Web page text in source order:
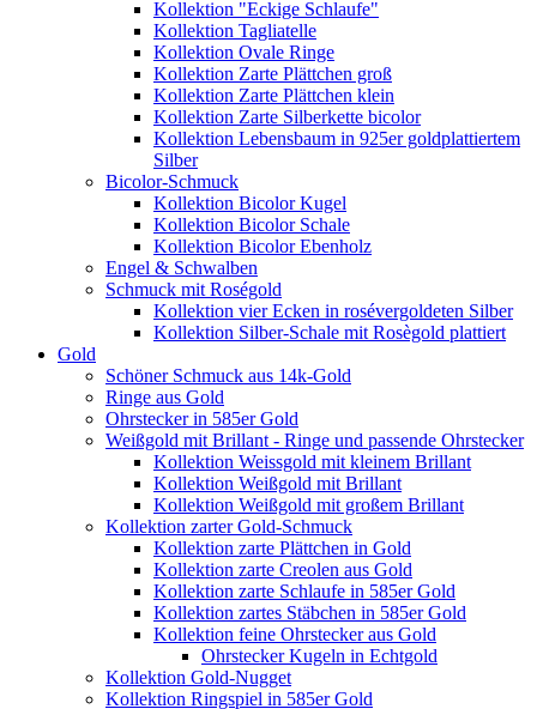
Kollektion "Eckige Schlaufe"
Kollektion Tagliatelle
Kollektion Ovale Ringe
Kollektion Zarte Plättchen groß
Kollektion Zarte Plättchen klein
Kollektion Zarte Silberkette bicolor
Kollektion Lebensbaum in 925er goldplattiertem
Silber
Bicolor-Schmuck
Kollektion Bicolor Kugel
Kollektion Bicolor Schale
Kollektion Bicolor Ebenholz
Engel & Schwalben
Schmuck mit Roségold
Kollektion vier Ecken in rosévergoldeten Silber
Kollektion Silber-Schale mit Rosègold plattiert
Gold
Schöner Schmuck aus 14k-Gold
Ringe aus Gold
Ohrstecker in 585er Gold
Weißgold mit Brillant - Ringe und passende Ohrstecker
Kollektion Weissgold mit kleinem Brillant
Kollektion Weißgold mit Brillant
Kollektion Weißgold mit großem Brillant
Kollektion zarter Gold-Schmuck
Kollektion zarte Plättchen in Gold
Kollektion zarte Creolen aus Gold
Kollektion zarte Schlaufe in 585er Gold
Kollektion zartes Stäbchen in 585er Gold
Kollektion feine Ohrstecker aus Gold
Ohrstecker Kugeln in Echtgold
Kollektion Gold-Nugget
Kollektion Ringspiel in 585er Gold